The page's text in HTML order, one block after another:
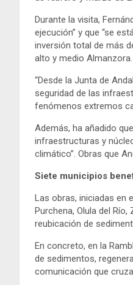
Durante la visita,
ejecución” y que “se
inversión total de más
alto y medio Almanzora.
“Desde la Junta de
seguridad de las
fenómenos extremos
Además, ha añadido
infraestructuras y
climático”. Obras que
Siete municipios
Las obras, iniciadas en
Purchena, Olula del
reubicación de
En concreto, en la
de sedimentos,
comunicación que